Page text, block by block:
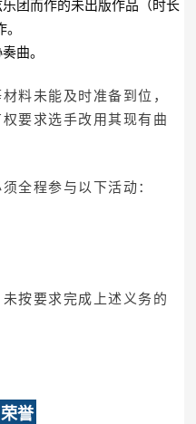
团而作的未出版作品（时长
曲。
料未能及时准备到位，
要求选手改用其现有曲
全程参与以下活动：
按要求完成上述义务的
誉